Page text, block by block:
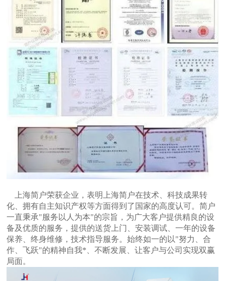
上海简户荣获企业，表明上海简户在技术、科技成果转
化、拥有自主知识产权等方面得到了国家的高度认可。简户
一直秉承"服务以人为本"的宗旨，为广大客户提供精良的设
备及优质的服务，提供的送货上门、安装调试、一年的设备
保养、终身维修，技术指导服务。始终如一的以"努力、合
作、飞跃"的精神自我*、不断发展、让客户与公司实现双赢
局面。